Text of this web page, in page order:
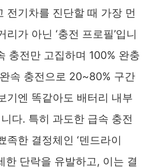
전기차를 진단할 때 가장 먼
가 아닌 ‘충전 프로필’입니
충전만 고집하며 100% 완충
속 충전으로 20~80% 구간
기엔 똑같아도 배터리 내부
다. 특히 과도한 급속 충전
족한 결정체인 ‘덴드라이
한 단락을 유발하고, 이는 결